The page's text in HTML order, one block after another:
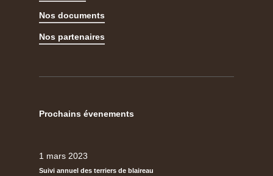
Nos documents
Nos partenaires
Prochains évenements
1 mars 2023
Suivi annuel des terriers de blaireau